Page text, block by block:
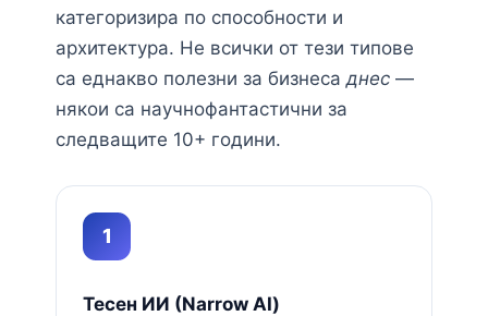
категоризира по способности и
архитектура. Не всички от тези типове
са еднакво полезни за бизнесаднес —
някои са научнофантастични за
следващите 10+ години.
1
Тесен ИИ (Narrow AI)